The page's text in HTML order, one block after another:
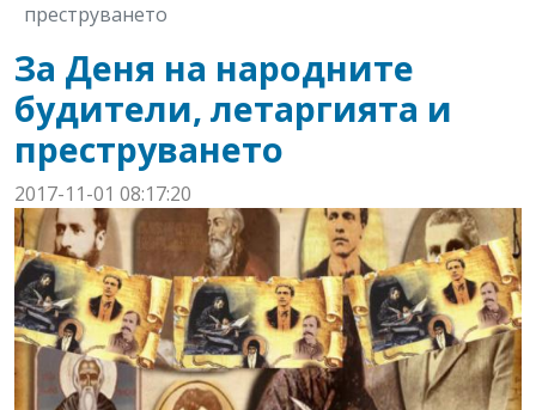
преструването
За Деня на народните
будители, летаргията и
преструването
2017-11-01 08:17:20